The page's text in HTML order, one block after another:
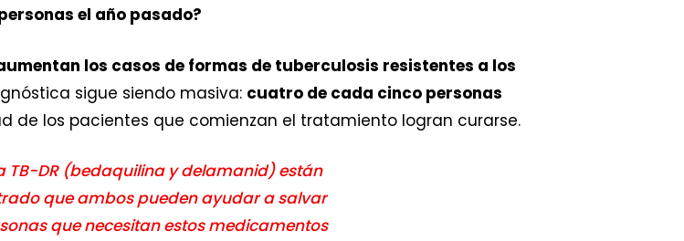
el año pasado?
los casos de formas de tuberculosis resistentes a los
sigue siendo masiva: cuatro de cada cinco personas
de los pacientes que comienzan el tratamiento logran curarse.
DR (bedaquilina y delamanid) están
que ambos pueden ayudar a salvar
que necesitan estos medicamentos